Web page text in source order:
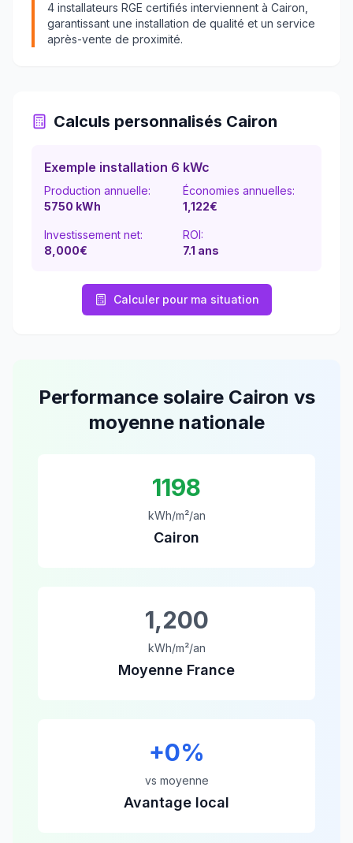
4 installateurs RGE certifiés interviennent à Cairon
garantissant une installation de qualité et un service
après-vente de proximité.
Calculs personnalisés Cairon
Exemple installation 6 kWc
Production annuelle:
5750 kWh
Économies annuelles:
1,122€
Investissement net:
8,000€
ROI:
7.1 ans
Calculer pour ma situation
Performance solaire Cairon vs
moyenne nationale
1198
kWh/m²/an
Cairon
1,200
kWh/m²/an
Moyenne France
+0%
vs moyenne
Avantage local